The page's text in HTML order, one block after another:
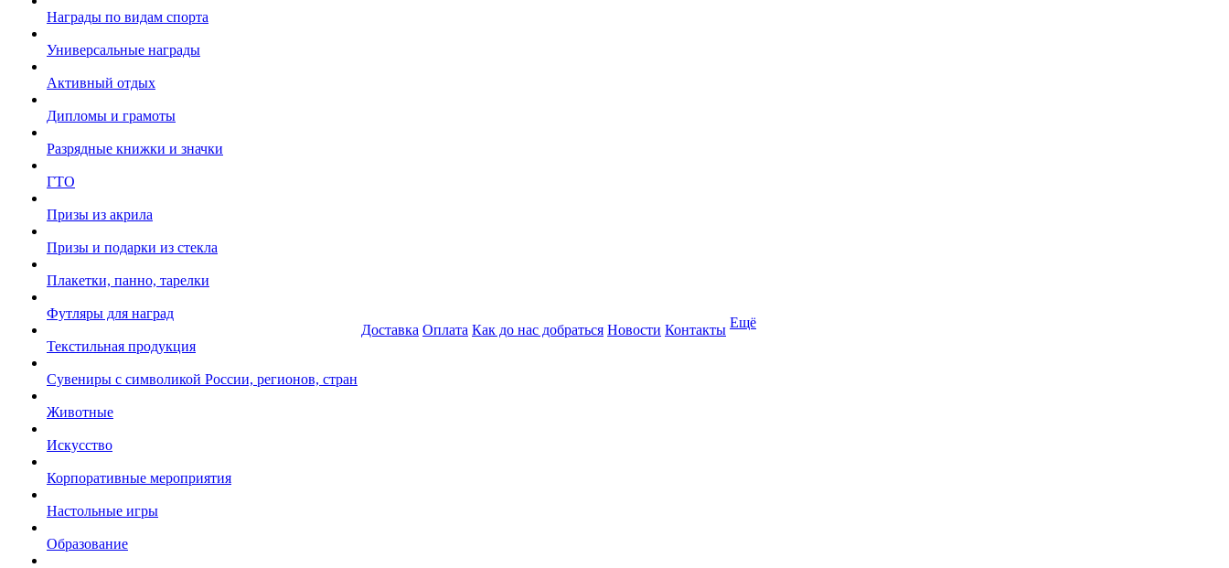
Награды по видам спорта
Универсальные награды
Активный отдых
Дипломы и грамоты
Разрядные книжки и значки
ГТО
Призы из акрила
Призы и подарки из стекла
Плакетки, панно, тарелки
Футляры для наград
Текстильная продукция
Сувениры с символикой России, регионов, стран
Животные
Искусство
Корпоративные мероприятия
Настольные игры
Образование
Доставка Оплата Как до нас добраться Новости Контакты Ещё